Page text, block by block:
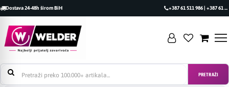
Dostava 24-48h širom BiH +387 61 511 986 | +387 61 493 470
PRETRAŽI